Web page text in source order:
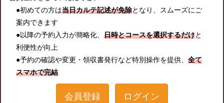
●初めての方は当日カルテ記述が免除となり、スムーズにご
案内できます
●以降の予約入力が簡略化、 日時とコースを選択するだけと
利便性が向上
●予約の確認や変更・領収書発行など特別操作を提供、 全て
スマホで完結
会員登録 ログイン